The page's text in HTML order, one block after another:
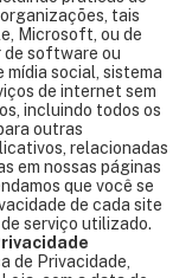
tais
Microsoft, ou de
de software ou
mídia social, sistema
de internet sem
incluindo todos os
outras
relacionadas
em nossas páginas
que você se
de cada site
serviço utilizado.
de Privacidade,